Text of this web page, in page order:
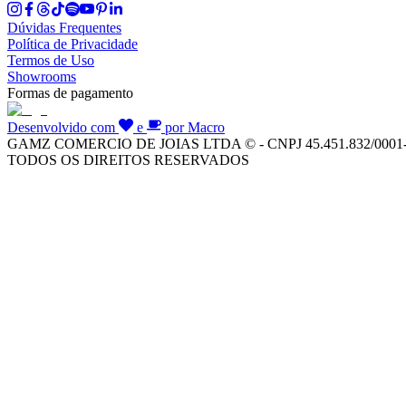
Dúvidas Frequentes
Política de Privacidade
Termos de Uso
Showrooms
Formas de pagamento
Desenvolvido com e
por Macro
GAMZ COMERCIO DE JOIAS LTDA © - CNPJ 45.451.832/
TODOS OS DIREITOS RESERVADOS